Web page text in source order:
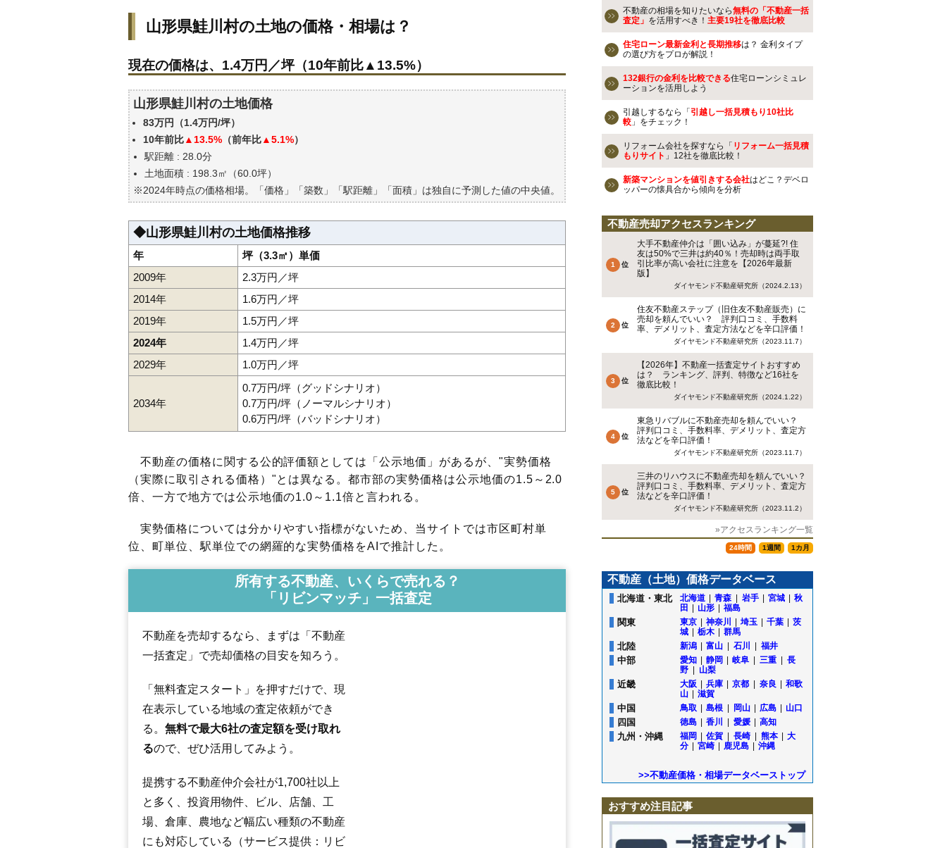
現在の価格は、1.4万円／坪（10年前比▲13.5%）
駅からの徒歩距離で価格はどうなる？
山形県鮭川村の土地の過去の売買事例
エリアの将来性を人口予想から検討しよう
自分の年収でいくらの不動産が買える？
山形県鮭川村の土地の価格・相場は？
現在の価格は、1.4万円／坪（10年前比▲13.5%）
山形県鮭川村の土地価格
83万円（1.4万円/坪）
10年前比▲13.5% （前年比▲5.1%）
駅距離 : 28.0分
土地面積 : 198.3㎡（60.0坪）
※2024年時点の価格相場。「価格」「築数」「駅距離」「面積」は独自に予測した値の中央値。
◆山形県鮭川村の土地価格推移
年
坪（3.3㎡）単価
2009年
2.3万円／坪
2014年
1.6万円／坪
2019年
1.5万円／坪
2024年
1.4万円／坪
2029年
1.0万円／坪
2034年
0.7万円/坪（グッドシナリオ）
0.7万円/坪（ノーマルシナリオ）
0.6万円/坪（バッドシナリオ）
不動産の価格に関する公的評価額としては「公示地価」があるが、"実勢価格
（実際に取引される価格）"とは異なる。都市部の実勢価格は公示地価の1.5～2.0
倍、一方で地方では公示地価の1.0～1.1倍と言われる。
実勢価格については分かりやすい指標がないため、当サイトでは市区町村単
位、町単位、駅単位での網羅的な実勢価格をAIで推計した。
所有する不動産、いくらで売れる？
「リビンマッチ」一括査定
不動産を売却するなら、まずは「不動産
一括査定」で売却価格の目安を知ろう。
「無料査定スタート」を押すだけで、現
在表示している地域の査定依頼ができ
る。 無料で最大6社の査定額を受け取れ
るので、ぜひ活用してみよう。
提携する不動産仲介会社が1,700社以上
と多く、投資用物件、ビル、店舗、工
場、倉庫、農地など幅広い種類の不動産
にも対応している（サービス提供：リビ
京塚佐渡
羽前豊里駅
不動産の相場を知りたいなら無料の「不動産一括
査定」 を活用すべき！ 主要19社を徹底比較
住宅ローン最新金利と長期推移は？ 金利タイプ
の選び方をプロが解説！
132銀行の金利を比較できる住宅ローンシミュレ
ーションを活用しよう
引越しするなら「 引越し一括見積もり10社比
較 」をチェック！
リフォーム会社を探すなら「 リフォーム一括見積
もりサイト 」12社を徹底比較！
新築マンションを値引きする会社はどこ？デベロ
ッパーの懐具合から傾向を分析
不動産売却アクセスランキング
大手不動産仲介は「囲い込み」が蔓延?! 住
友は50%で三井は約40％！売却時は両手取
引比率が高い会社に注意を【2026年最新
版】
ダイヤモンド不動産研究所（2024.2.13）
住友不動産ステップ（旧住友不動産販売）に
売却を頼んでいい？ 評判口コミ、手数料
率、デメリット、査定方法などを辛口評価！
ダイヤモンド不動産研究所（2023.11.7）
【2026年】不動産一括査定サイトおすすめ
は？ ランキング、評判、特徴など16社を
徹底比較！
ダイヤモンド不動産研究所（2024.1.22）
東急リバブルに不動産売却を頼んでいい？
評判口コミ、手数料率、デメリット、査定方
法などを辛口評価！
ダイヤモンド不動産研究所（2023.11.7）
三井のリハウスに不動産売却を頼んでいい？
評判口コミ、手数料率、デメリット、査定方
法などを辛口評価！
ダイヤモンド不動産研究所（2023.11.2）
»アクセスランキング一覧
24時間 1週間 1カ月
不動産（土地）価格データベース
北海道・東北 北海道 青森 岩手 宮城
秋
田
山形 福島
関東 東京 神奈川 埼玉 千葉
茨
城
栃木 群馬
北陸 新潟 富山 石川 福井
中部 愛知 静岡 岐阜 三重
長
野
山梨
近畿 大阪 兵庫 京都 奈良
和歌
山
滋賀
中国 鳥取 島根 岡山 広島 山口
四国 徳島 香川 愛媛 高知
九州・沖縄 福岡 佐賀 長崎 熊本
大
分
宮崎 鹿児島 沖縄
>>不動産価格・相場データベーストップ
おすすめ注目記事